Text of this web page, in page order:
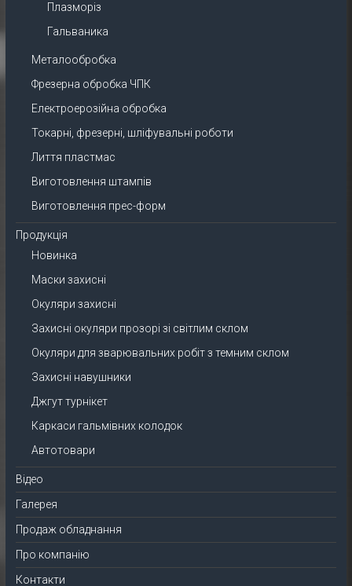
Плазморіз
Гальваника
Металообробка
Фрезерна обробка ЧПК
Електроерозійна обробка
Токарні, фрезерні, шліфувальні роботи
Лиття пластмас
Виготовлення штампів
Виготовлення прес-форм
Продукція
Новинка
Маски захисні
Окуляри захисні
Захисні окуляри прозорі зі світлим склом
Окуляри для зварювальних робіт з темним склом
Захисні навушники
Джгут турнікет
Каркаси гальмівних колодок
Автотовари
Відео
Галерея
Продаж обладнання
Про компанію
Контакти